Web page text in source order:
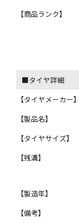
【商品ランク】
■タイヤ詳細
【タイヤメーカー】
【製品名】
【タイヤサイズ】
【残溝】
【製造年】
【備考】